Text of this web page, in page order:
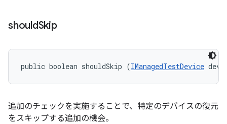
shouldSkip
public boolean shouldSkip (IManagedTestDevice
追加のチェックを実施することで、特定のデバイスの復元
をスキップする追加の機会。